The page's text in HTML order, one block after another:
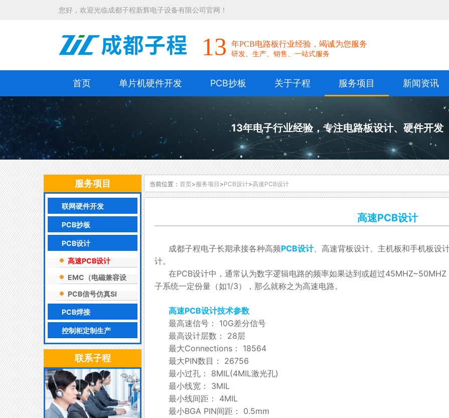
您好，欢迎光临成都子程新辉电子设备有限公司官网！
13 年PCB电路板行业经验，竭诚为您服务
研发、生产、销售、一站式服务
首页 单片机硬件开发 PCB抄板 关于子程 服务项目 新闻资讯
13年电子行业经验，专注电路板设计、硬件开发
服务项目
联网硬件开发
PCB抄板
PCB设计
高速PCB设计
EMC（电磁兼容设
计）
PCB信号仿真SI
PCB焊接
控制柜定制生产
联系子程
当前位置： 首页>服务项目 >PCB设计>高速PCB设计
高速PCB设计
成都子程电子长期承接各种高频PCB设计、高速背板设计、主机板和手机板设
计。
在PCB设计中，通常认为数字逻辑电路的频率如果达到或超过
子系统一定份量（如1/3），那么就称之为高速电路。
高速PCB设计技术参数
最高速信号： 10G差分信号
最高设计层数： 28层
最大Connections： 18564
最大PIN数目： 26756
最小过孔： 8MIL(4MIL激光孔)
最小线宽： 3MIL
最小线间距： 4MIL
最小BGA PIN间距： 0.5mm